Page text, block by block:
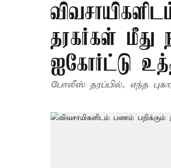
தரகர்கள் மீது
ஐகோர்ட்டு
போலீஸ் தரப்பில், எந்த